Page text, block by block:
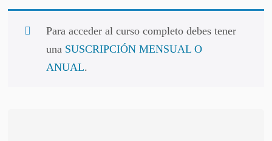
Para acceder al curso completo debes tener
una SUSCRIPCIÓN MENSUAL O
ANUAL.